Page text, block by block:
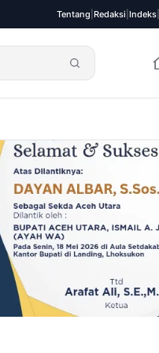
Tentang Redaksi Indeks